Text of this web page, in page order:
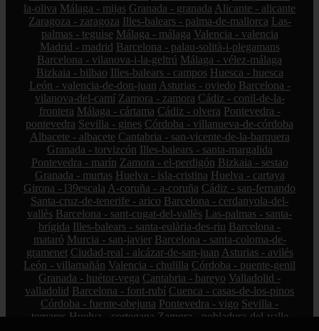
la-oliva Málaga - mijas Granada - granada Alicante - alicante
Zaragoza - zaragoza Illes-balears - palma-de-mallorca Las-
palmas - teguise Málaga - málaga Valencia - valencia
Madrid - madrid Barcelona - palau-solità-i-plegamans
Barcelona - vilanova-i-la-geltrú Málaga - vélez-málaga
Bizkaia - bilbao Illes-balears - campos Huesca - huesca
León - valencia-de-don-juan Asturias - oviedo Barcelona -
vilanova-del-camí Zamora - zamora Cádiz - conil-de-la-
frontera Málaga - cártama Cádiz - olvera Pontevedra -
pontevedra Sevilla - gines Córdoba - villanueva-de-córdoba
Albacete - albacete Cantabria - san-vicente-de-la-barquera
Granada - torvizcón Illes-balears - santa-margalida
Pontevedra - marín Zamora - el-perdigón Bizkaia - sestao
Granada - murtas Huelva - isla-cristina Huelva - cartaya
Girona - l39escala A-coruña - a-coruña Cádiz - san-fernando
Santa-cruz-de-tenerife - arico Barcelona - cerdanyola-del-
vallès Barcelona - sant-cugat-del-vallès Las-palmas - santa-
brígida Illes-balears - santa-eulària-des-riu Barcelona -
mataró Murcia - san-javier Barcelona - santa-coloma-de-
gramenet Ciudad-real - alcázar-de-san-juan Asturias - avilés
León - villamañán Valencia - chulilla Córdoba - puente-genil
Granada - huétor-vega Cantabria - bareyo Valladolid -
valladolid Barcelona - font-rubí Cuenca - casas-de-los-pinos
Córdoba - fuente-obejuna Pontevedra - vigo Sevilla -
tomares Huelva - cortegana Zamora - pobladura-del-valle